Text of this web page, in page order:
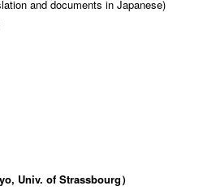
and documents in Japanese)
Univ. of Strassbourg）